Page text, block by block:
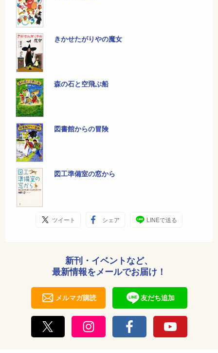
きかせたがりやの魔女
森の石と空飛ぶ船
図書館からの冒険
図工準備室の窓から
ツイート シェア LINEで送る
新刊・イベントなど、
最新情報をメールでお届け！
メルマガ購読 友だち追加